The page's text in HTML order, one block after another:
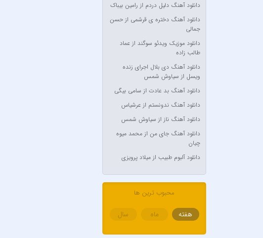
Ahmadreza Habibiyan
Akon
Alexandra Stan
Amir Khalvat
Andre Schnura & Timmy
Trumpet & Alexandra Stan
Anyma Ellie Goulding
Arsha Michaels
Ava Max
Avril Lavigne & Simple Plan
Ayla Çelik
Bebe Rexha
Bengü
دانلود آهنگ دلیل دردم از رامین بیباک
دانلود آهنگ دختره ی قرشمی از حسن
جمالی
دانلود موزیک ویدئو سوگند از عماد
طالب زاده
دانلود آهنگ دی بلال اجرای زنده
ویسل از سیاوش شمس
دانلود آهنگ بد عادت از سامی بیگی
دانلود آهنگ ندونستم از عرشیاس
دانلود آهنگ ناز از سیاوش شمس
دانلود آهنگ جای من از محمد میوه
چیان
دانلود آلبوم طبیب از میلاد پرویزی
محبوب ترین ها
هفته ماه سال